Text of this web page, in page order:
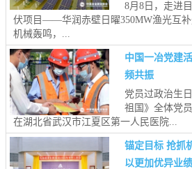
8月8日，走进
伏项目——华润赤壁日曜350MW渔光互
机械轰鸣，...
中国一冶党建
频共振
党员过政治生
祖国》全体党
在湖北省武汉市江夏区第一人民医院...
锚定目标 抢抓
以更加优异业